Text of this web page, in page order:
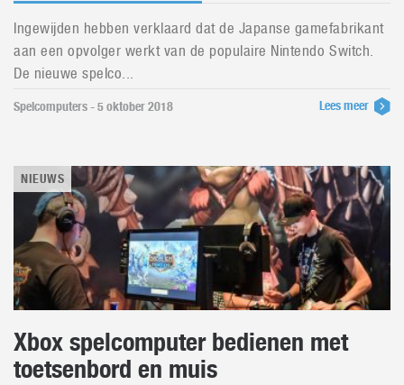
Ingewijden hebben verklaard dat de Japanse gamefabrikant
aan een opvolger werkt van de populaire Nintendo Switch.
De nieuwe spelco...
Spelcomputers - 5 oktober 2018 Lees meer
NIEUWS
Xbox spelcomputer bedienen met
toetsenbord en muis